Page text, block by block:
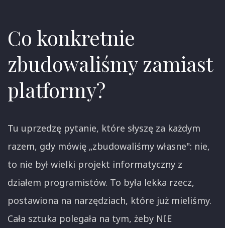
Co konkretnie
zbudowaliśmy zamiast
platformy?
Tu uprzedzę pytanie, które słyszę za każdym
razem, gdy mówię „zbudowaliśmy własne": nie,
to nie był wielki projekt informatyczny z
działem programistów. To była lekka rzecz,
postawiona na narzędziach, które już mieliśmy.
Cała sztuka polegała na tym, żeby NIE